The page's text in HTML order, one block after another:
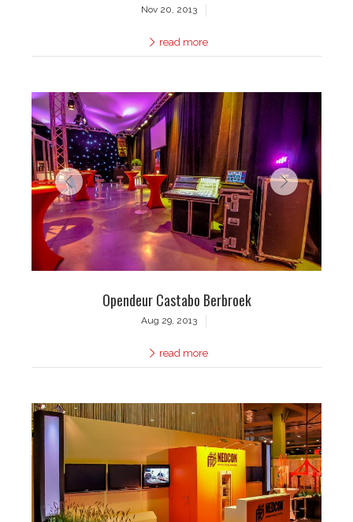
Nov 20, 2013
read more
Opendeur Castabo Berbroek
Aug 29, 2013
read more